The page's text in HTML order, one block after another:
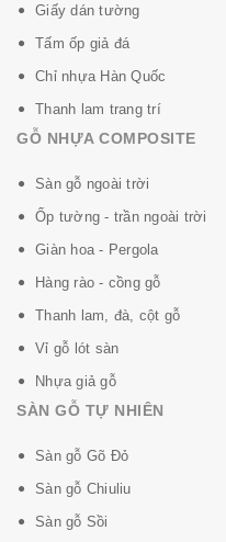
Giấy dán tường
Tấm ốp giả đá
Chỉ nhựa Hàn Quốc
Thanh lam trang trí
GỖ NHỰA COMPOSITE
Sàn gỗ ngoài trời
Ốp tường - trần ngoài trời
Giàn hoa - Pergola
Hàng rào - cồng gỗ
Thanh lam, đà, cột gỗ
Vỉ gỗ lót sàn
Nhựa giả gỗ
SÀN GỖ TỰ NHIÊN
Sàn gỗ Gõ Đỏ
Sàn gỗ Chiuliu
Sàn gỗ Sồi